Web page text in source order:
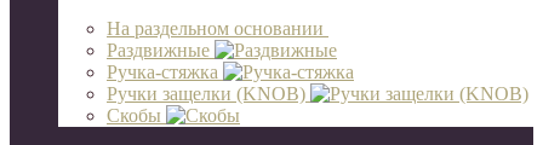
На раздельном основании
Раздвижные
Ручка-стяжка
Ручки защелки (KNOB)
Скобы